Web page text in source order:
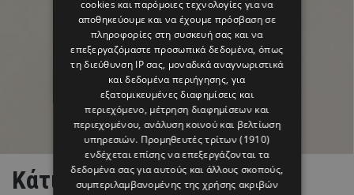
Κάτια Σάββα: Διακοπές στα
cookies και παρόμοιες τεχνολογίες για να
αποθηκεύουμε και να έχουμε πρόσβαση σε
πληροφορίες στη συσκευή σας και να
επεξεργαζόμαστε προσωπικά δεδομένα, όπως
τη διεύθυνση IP σας, μοναδικά αναγνωριστικά
και δεδομένα περιήγησης, για
εξατομικευμένες διαφημίσεις και
περιεχόμενο, μέτρηση διαφημίσεων και
περιεχομένου, ανάλυση κοινού και βελτίωση
υπηρεσιών. Προμηθευτές τρίτων (1910)
ενδέχεται επίσης να επεξεργάζονται τα
δεδομένα σας για αυτούς και άλλους σκοπούς,
συμπεριλαμβανομένης της χρήσης ακριβών